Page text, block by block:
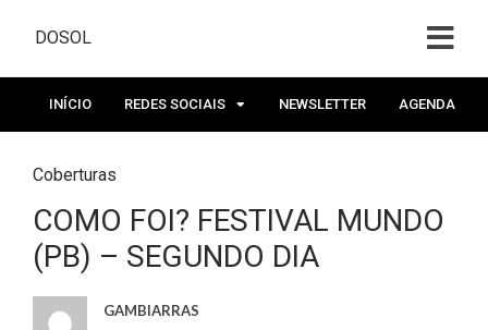
DOSOL
INÍCIO REDES SOCIAIS NEWSLETTER AGENDA
Coberturas
COMO FOI? FESTIVAL MUNDO
(PB) – SEGUNDO DIA
GAMBIARRAS